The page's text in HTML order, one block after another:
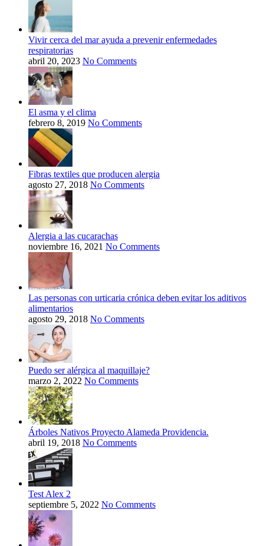
Vivir cerca del mar ayuda a prevenir enfermedades
respiratorias
abril 20, 2023 No Comments
El asma y el clima
febrero 8, 2019 No Comments
Fibras textiles que producen alergia
agosto 27, 2018 No Comments
Alergia a las cucarachas
noviembre 16, 2021 No Comments
Las personas con urticaria crónica deben evitar los aditivos
alimentarios
agosto 29, 2018 No Comments
Puedo ser alérgica al maquillaje?
marzo 2, 2022 No Comments
Árboles Nativos Proyecto Alameda Providencia.
abril 19, 2018 No Comments
Test Alex 2
septiembre 5, 2022 No Comments